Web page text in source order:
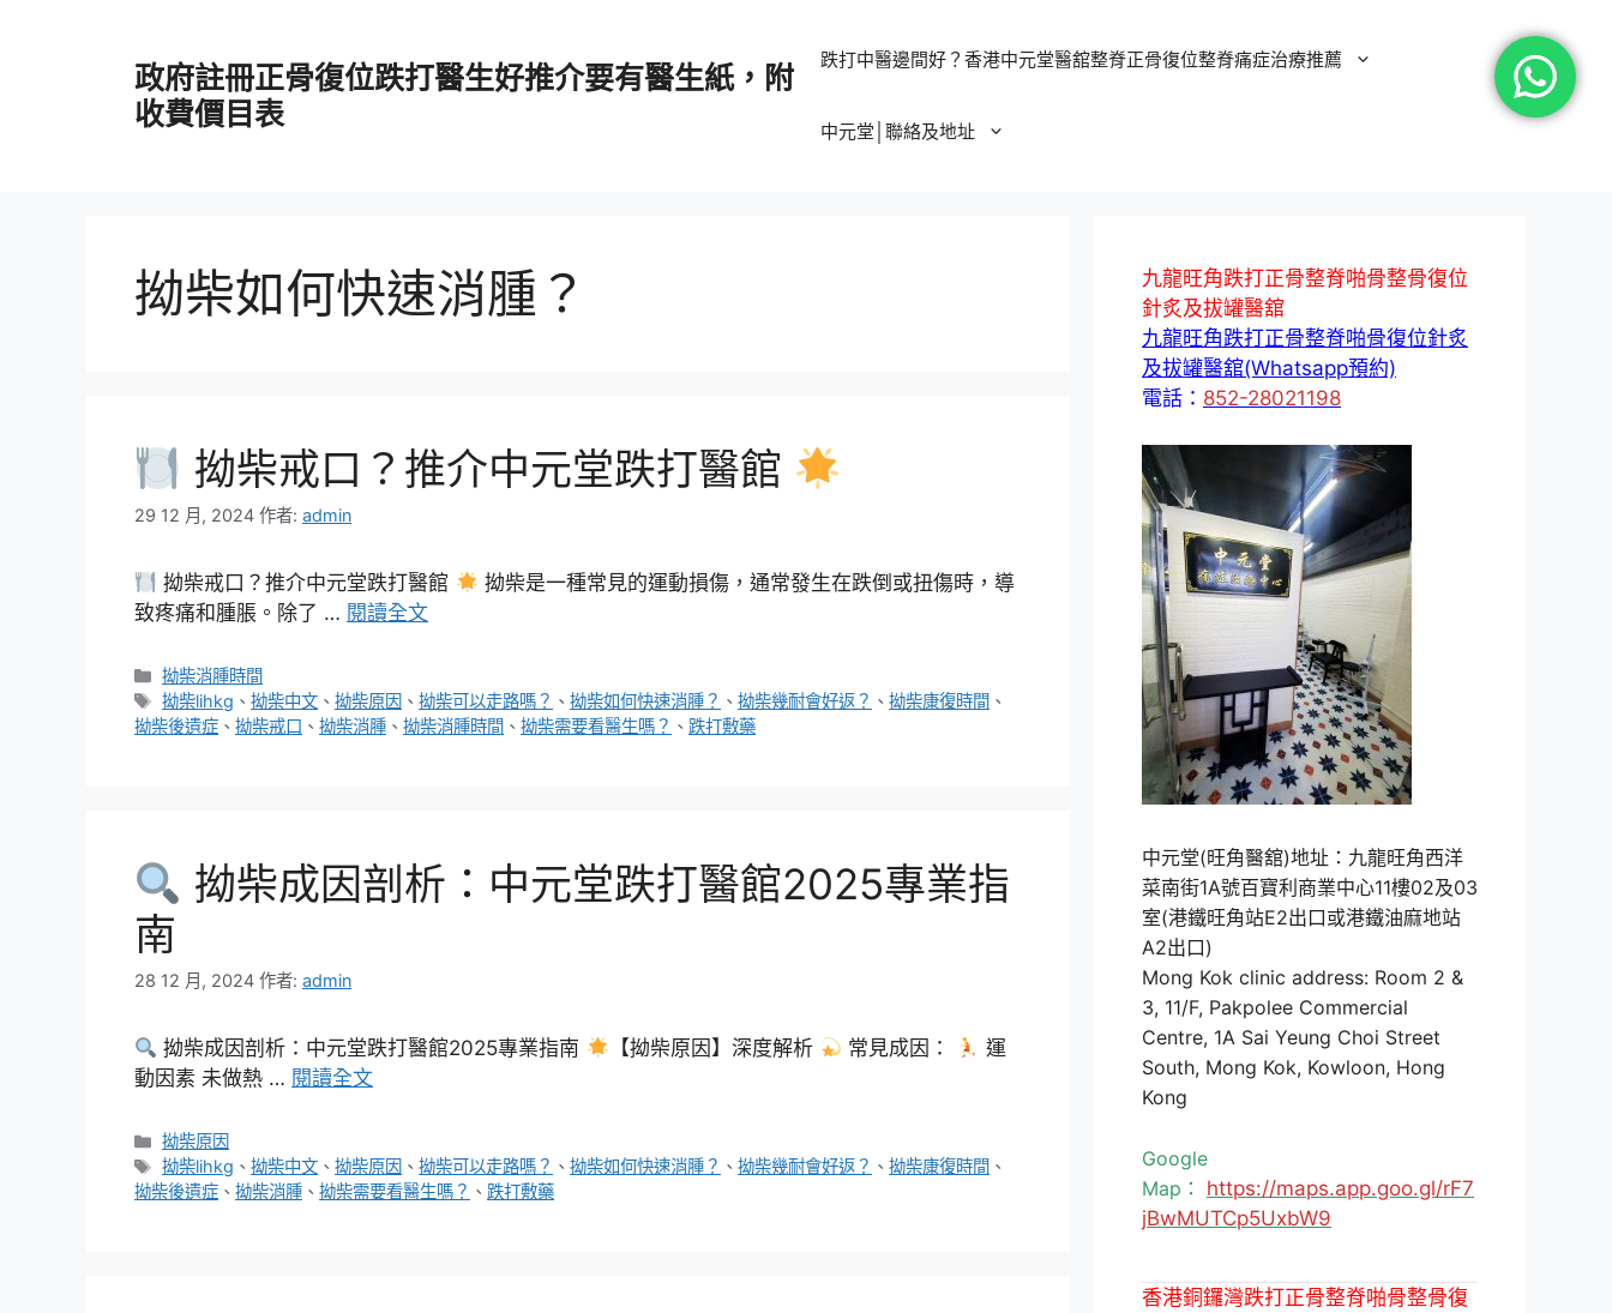
政府註冊正骨復位跌打醫生好推介要有醫生紙，附
收費價目表
跌打中醫邊間好？香港中元堂醫舘整脊正骨復位整脊痛症治療推薦
中元堂│聯絡及地址
拗柴如何快速消腫？
拗柴戒口？推介中元堂跌打醫館
29 12 月, 2024 作者: admin
拗柴戒口？推介中元堂跌打醫館
拗柴是一種常見的運動損傷，通常發生在跌倒或扭傷時，導
致疼痛和腫脹。除了 … 閱讀全文
分
類
拗柴消腫時間
標
籤
拗柴lihkg 、拗柴中文 、拗柴原因 、拗柴可以走路嗎？ 、拗柴如何快速消腫？ 、拗柴幾耐會好返？ 、拗柴康復時間 、
拗柴後遺症 、 拗柴戒口 、 拗柴消腫 、 拗柴消腫時間 、 拗柴需要看醫生嗎？ 、 跌打敷藥
拗柴成因剖析：中元堂跌打醫館2025專業指
南
28 12 月, 2024 作者: admin
拗柴成因剖析：中元堂跌打醫館2025專業指南 【拗柴原因】深度解析 常見成因：
運
動因素 未做熱 … 閱讀全文
分
類
拗柴原因
標
籤
拗柴lihkg 、拗柴中文 、拗柴原因 、拗柴可以走路嗎？ 、拗柴如何快速消腫？ 、拗柴幾耐會好返？ 、拗柴康復時間 、
拗柴後遺症 、 拗柴消腫 、 拗柴需要看醫生嗎？ 、 跌打敷藥
九龍旺角跌打正骨整脊啪骨整骨復位
針炙及拔罐醫舘
九龍旺角跌打正骨整脊啪骨復位針炙
及拔罐醫舘(Whatsapp預約)
電話： 852-28021198
中元堂(旺角醫舘)地址：九龍旺角西洋
菜南街1A號百寶利商業中心11樓02及03
室(港鐵旺角站E2出口或港鐵油麻地站
A2出口)
Mong Kok clinic address: Room 2 &
3, 11/F, Pakpolee Commercial
Centre, 1A Sai Yeung Choi Street
South, Mong Kok, Kowloon, Hong
Kong
Google
Map： https://maps.app.goo.gl/rF7
jBwMUTCp5UxbW9
香港銅鑼灣跌打正骨整脊啪骨整骨復